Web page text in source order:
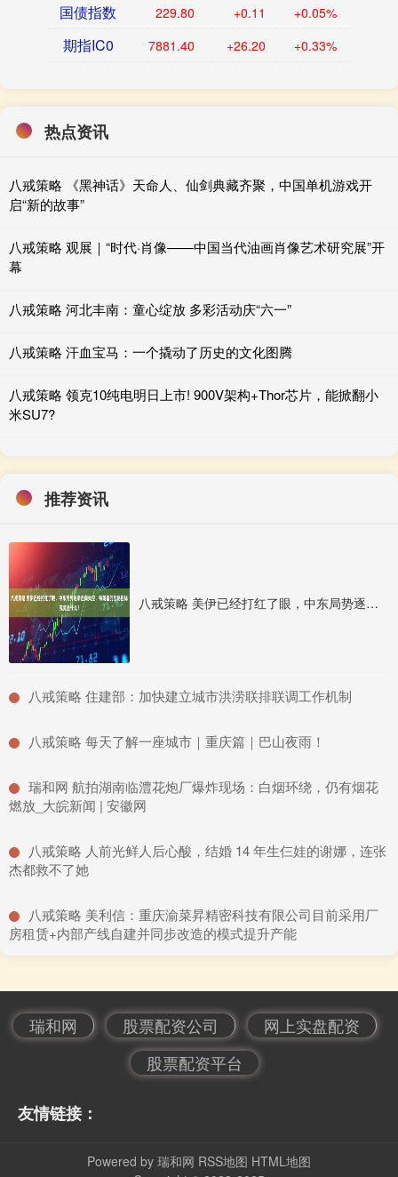
国债指数 229.80 +0.11 +0.05%
期指IC0 7881.40 +26.20 +0.33%
热点资讯
八戒策略 《黑神话》天命人、仙剑典藏齐聚，中国单机游戏开
启“新的故事”
八戒策略 观展｜“时代·肖像——中国当代油画肖像艺术研究展”开
幕
八戒策略 河北丰南：童心绽放 多彩活动庆“六一”
八戒策略 汗血宝马：一个撬动了历史的文化图腾
八戒策略 领克10纯电明日上市! 900V架构+Thor芯片，能掀翻小
米SU7?
推荐资讯
八戒策略 美伊已经打红了眼，中东局势逐渐走向失控，特朗普的战略目标究竟是什么？
​八戒策略 住建部：加快建立城市洪涝联排联调工作机制
​八戒策略 每天了解一座城市｜重庆篇｜巴山夜雨！
​瑞和网 航拍湖南临澧花炮厂爆炸现场：白烟环绕，仍有烟花
燃放_大皖新闻 | 安徽网
​八戒策略 人前光鲜人后心酸，结婚 14 年生仨娃的谢娜，连张
杰都救不了她
​八戒策略 美利信：重庆渝菜昇精密科技有限公司目前采用厂
房租赁+内部产线自建并同步改造的模式提升产能
瑞和网 股票配资公司
网上实盘配资
股票配资平台
友情链接：
Powered by 瑞和网 RSS地图 HTML地图